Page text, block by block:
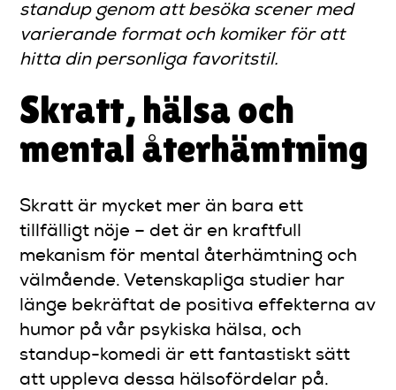
standup genom att besöka scener med
varierande format och komiker för att
hitta din personliga favoritstil.
Skratt, hälsa och
mental återhämtning
Skratt är mycket mer än bara ett
tillfälligt nöje – det är en kraftfull
mekanism för mental återhämtning och
välmående. Vetenskapliga studier har
länge bekräftat de positiva effekterna av
humor på vår psykiska hälsa, och
standup-komedi är ett fantastiskt sätt
att uppleva dessa hälsofördelar på.